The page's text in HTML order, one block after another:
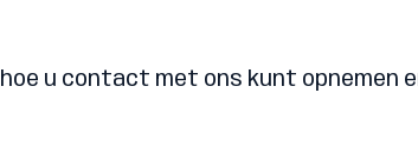
u contact met ons kunt opnemen